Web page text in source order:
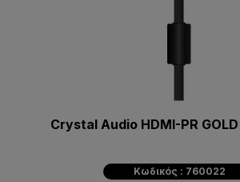
Crystal Audio HDMI-PR
Κωδικός : 760022